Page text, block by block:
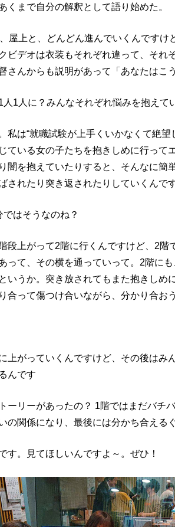
くまで自分の解釈として語り始めた。
屋上と、どんどん進んでいくんですけ
ビデオは衣装もそれぞれ違って、それ
さんからも説明があって「あなたはこ
人1人に？みんなそれぞれ悩みを抱えて
私は“就職試験が上手くいかなくて絶望
ている女の子たちを抱きしめに行って
闇を抱えていたりすると、そんなに簡
されたり突き返されたりしていくんで
はそうなのね？
段上がって2階に行くんですけど、2階
って、その横を通っていって。2階に
いうか。突き放されてもまた抱きしめ
合って傷つけ合いながら、分かり合お
上がっていくんですけど、その後はみ
んです
ーリーがあったの？ 1階ではまだバチ
の関係になり、最後には分かち合える
す。見てほしいんですよ～。ぜひ！